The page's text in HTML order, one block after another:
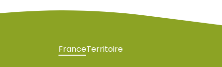
FranceTerritoire